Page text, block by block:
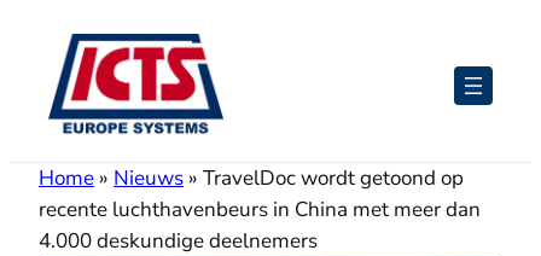
inhoud
Home » Nieuws » TravelDoc wordt getoond op
recente luchthavenbeurs in China met meer dan
4.000 deskundige deelnemers